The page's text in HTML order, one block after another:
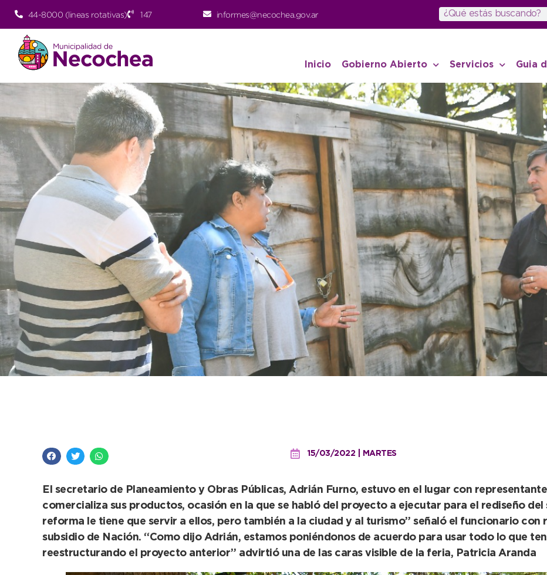
44-8000 (lineas rotativas) 147 informes@necochea.gov.ar
Inicio Gobierno Abierto Servicios Guia
15/03/2022 | MARTES
El secretario de Planeamiento y Obras Públicas, Adrián Furno, estuvo en el lugar con
comercializa sus productos, ocasión en la que se habló del proyecto a ejecutar para el rediseño
reforma le tiene que servir a ellos, pero también a la ciudad y al turismo” señaló el funcionario con
subsidio de Nación. “Como dijo Adrián, estamos poniéndonos de acuerdo para usar todo lo que
reestructurando el proyecto anterior” advirtió una de las caras visible de la feria, Patricia Aranda